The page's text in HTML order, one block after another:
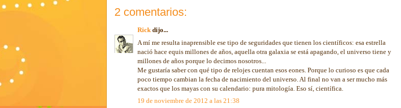
2 comentarios:
Rick dijo...
A mí me resulta inaprensible ese tipo de seguridades que tienen los científicos: esa estrella
nació hace equis millones de años, aquella otra galaxia se está apagando, el universo tiene y
millones de años porque lo decimos nosotros...
Me gustaría saber con qué tipo de relojes cuentan esos eones. Porque lo curioso es que cada
poco tiempo cambian la fecha de nacimiento del universo. Al final no van a ser mucho más
exactos que los mayas con su calendario: pura mitología. Eso sí, científica.
19 de noviembre de 2012 a las 21:38